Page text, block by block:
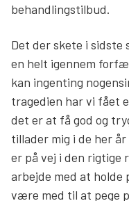
behandlingstilbud.
Det der skete i sidste
en helt igennem
kan ingenting
tragedien har vi fået
det er at få god og
tillader mig i de her
er på vej i den rigtige
arbejde med at
være med til at pege